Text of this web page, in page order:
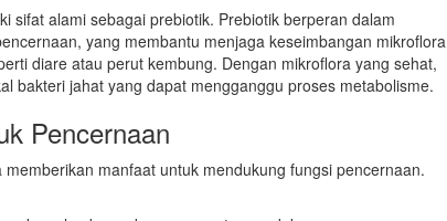
sifat alami sebagai prebiotik. Prebiotik berperan dalam
yang membantu menjaga keseimbangan mikroflora
diare atau perut kembung. Dengan mikroflora yang sehat,
bakteri jahat yang dapat mengganggu proses metabolisme.
Pencernaan
manfaat untuk mendukung fungsi pencernaan.